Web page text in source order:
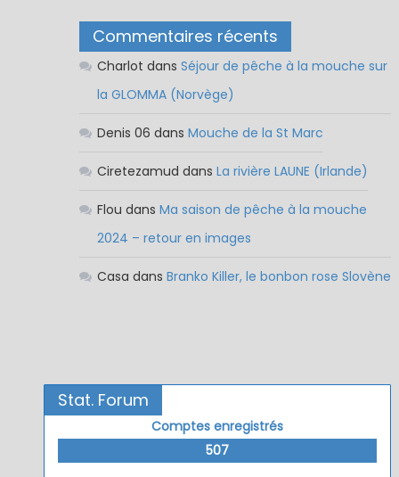
Commentaires récents
Charlot dans Séjour de pêche à la mouche sur
la GLOMMA (Norvège)
Denis 06 dans Mouche de la St Marc
Ciretezamud dans La rivière LAUNE (Irlande)
Flou dans Ma saison de pêche à la mouche
2024 – retour en images
Casa dans Branko Killer, le bonbon rose Slovène
Stat. Forum
Comptes enregistrés
507